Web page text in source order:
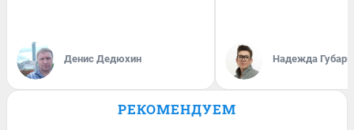
Денис Дедюхин Надежда Губарь
РЕКОМЕНДУЕМ